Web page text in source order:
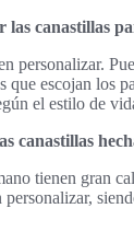
las canastillas
personalizar.
que escojan los
el estilo de
canastillas
tienen gran
personalizar,